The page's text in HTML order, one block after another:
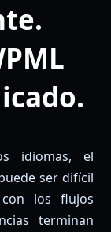
idiomas, el
ser difícil
los flujos
terminan